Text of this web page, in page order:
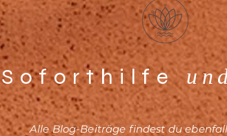
Soforthilfe
Alle Blog-Beiträge findest du